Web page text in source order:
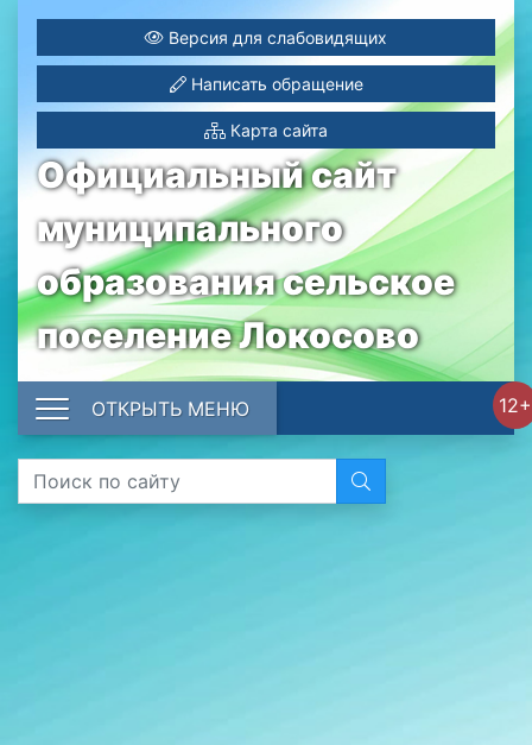
Официальный сайт
муниципального
образования сельское
поселение Локосово
Версия для слабовидящих
Написать обращение
Карта сайта
12+
ОТКРЫТЬ МЕНЮ